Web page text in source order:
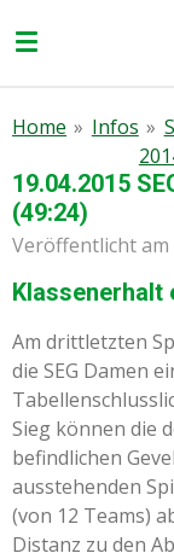
Hauptinhalt
Home » Infos »
19.04.2015
(49:24)
Veröffentlicht am
Am drittletzten
die SEG Damen
Sieg können die
befindlichen
ausstehenden
(von 12 Teams)
Distanz zu den